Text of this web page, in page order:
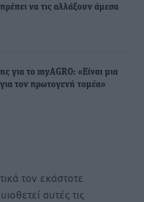
να τις αλλάξουν άμεσα
για το myAGRO: «Είναι μια
τον πρωτογενή τομέα»
τον εκάστοτε
αυτές τις